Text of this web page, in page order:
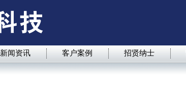
新闻资讯 客户案例 招贤纳士